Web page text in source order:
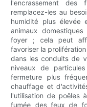
l'encrassement
remplacez-les au
humidité plus élevée
animaux
foyer ; cela peut
favoriser la
dans les conduits de
niveaux de
fermeture plus
chauffage et
l'utilisation de poêles
fumée des feux de